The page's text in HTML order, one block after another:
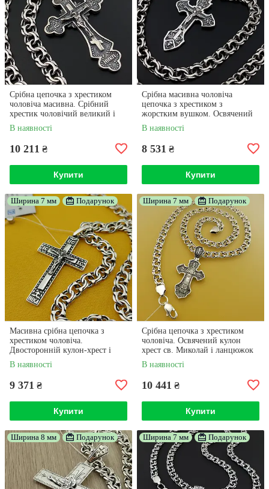
Срібна цепочка з хрестиком
чоловіча масивна. Срібний
хрестик чоловічий великий і
цепочка бісмарк широка. 55 см
В наявності
10 211 ₴
Купити
Срібна масивна чоловіча
цепочка з хрестиком з
жорстким вушком. Освячений
хрест Спаси Сохрани та ланцюг,
60 см
В наявності
8 531 ₴
Купити
Ширина 7 мм Подарунок
Масивна срібна цепочка з
хрестиком чоловіча.
Двосторонній кулон-хрест і
ланцюжок зі срібла 925 проби
55 см
В наявності
9 371 ₴
Купити
Ширина 7 мм Подарунок
Срібна цепочка з хрестиком
чоловіча. Освячений кулон
хрест св. Миколай і ланцюжок
бісмарк. Довжина 55 см
В наявності
10 441 ₴
Купити
Ширина 8 мм Подарунок Ширина 7 мм Подарунок